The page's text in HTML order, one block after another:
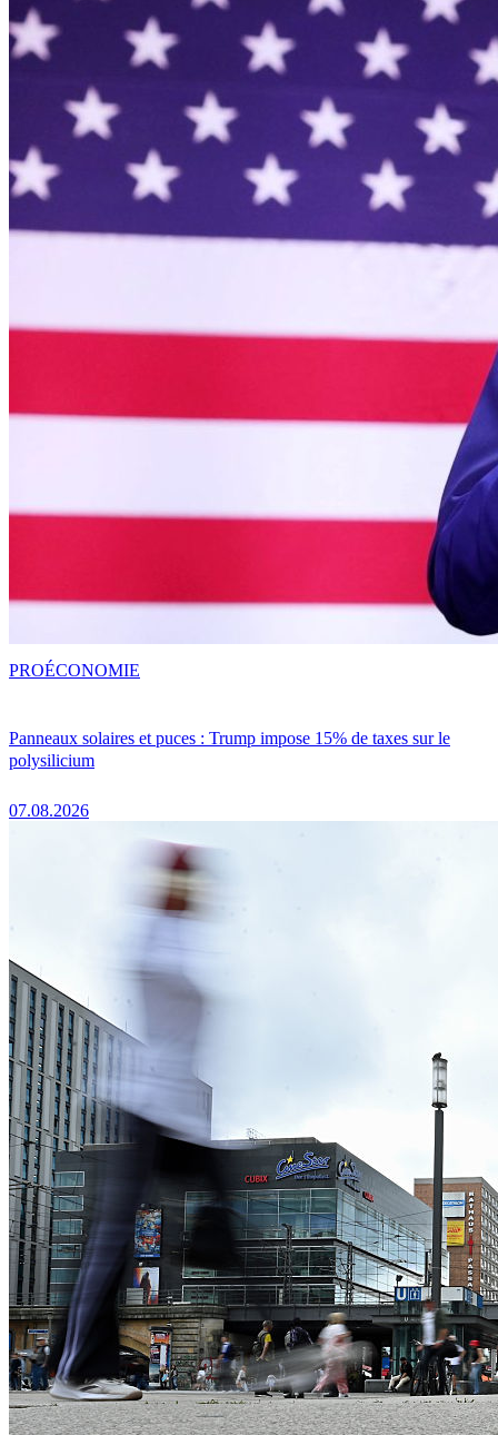
Panneaux solaires et puces : Trump impose 15% de taxes sur le
polysilicium
07.08.2026
PROÉCONOMIE